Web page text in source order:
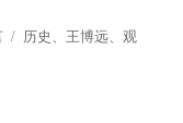
标
历史、 王博远、观